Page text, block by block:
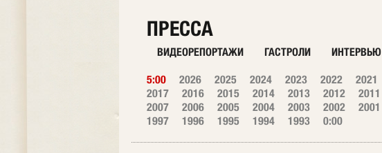
ПРЕССА
ВИДЕОРЕПОРТАЖИ ГАСТРОЛИ ИНТЕРВЬЮ
5:00 2026 2025 2024 2023 2022 2021
2017
2016 2015 2014 2013 2012 2011
2007
2006 2005 2004 2003 2002 2001
1997
1996 1995 1994 1993 0:00